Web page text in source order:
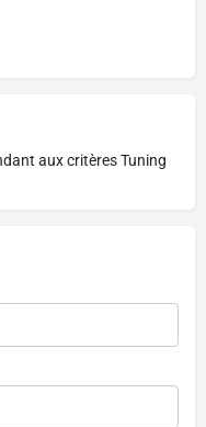
aux critèresTuning